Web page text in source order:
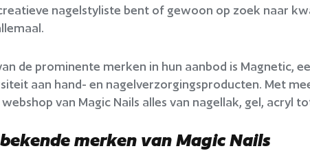
nagelstyliste bent of gewoon op zoek naar
de prominente merken in hun aanbod is Magnetic,
aan hand- en nagelverzorgingsproducten. Met
webshop van Magic Nails alles van nagellak, gel, acryl
merken van Magic Nails